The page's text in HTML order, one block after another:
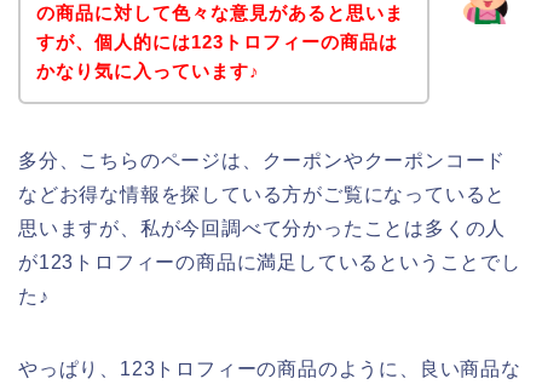
の商品に対して色々な意見があると思いま
すが、個人的には123トロフィーの商品は
かなり気に入っています♪
多分、こちらのページは、クーポンやクーポンコード
などお得な情報を探している方がご覧になっていると
思いますが、私が今回調べて分かったことは多くの人
が123トロフィーの商品に満足しているということでし
た♪
やっぱり、123トロフィーの商品のように、良い商品な